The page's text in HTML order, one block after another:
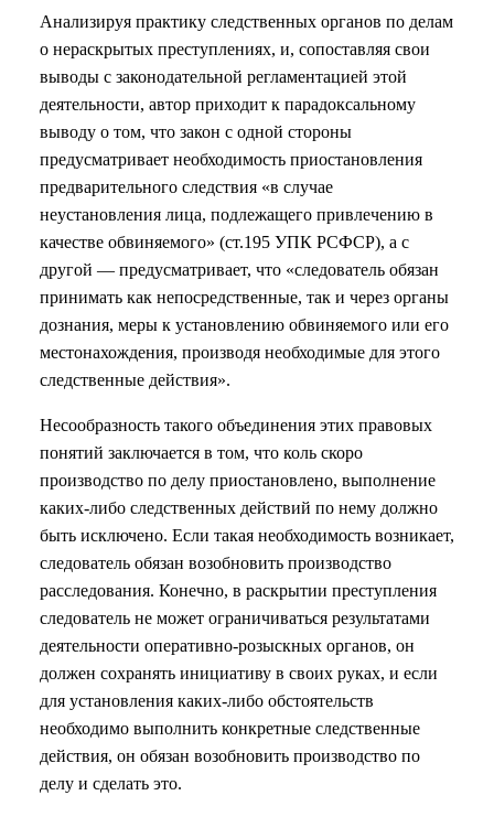
Анализируя практику следственных органов по делам
о нераскрытых преступлениях, и, сопоставляя свои
выводы с законодательной регламентацией этой
деятельности, автор приходит к парадоксальному
выводу о том, что закон с одной стороны
предусматривает необходимость приостановления
предварительного следствия «в случае
неустановления лица, подлежащего привлечению в
качестве обвиняемого» (ст.195 УПК РСФСР), а с
другой — предусматривает, что «следователь обязан
принимать как непосредственные, так и через органы
дознания, меры к установлению обвиняемого или его
местонахождения, производя необходимые для этого
следственные действия».
Несообразность такого объединения этих правовых
понятий заключается в том, что коль скоро
производство по делу приостановлено, выполнение
каких-либо следственных действий по нему должно
быть исключено. Если такая необходимость возникает,
следователь обязан возобновить производство
расследования. Конечно, в раскрытии преступления
следователь не может ограничиваться результатами
деятельности оперативно-розыскных органов, он
должен сохранять инициативу в своих руках, и если
для установления каких-либо обстоятельств
необходимо выполнить конкретные следственные
действия, он обязан возобновить производство по
делу и сделать это.